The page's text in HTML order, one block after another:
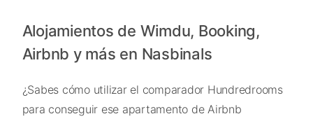
Alojamientos de Wimdu, Booking,
Airbnb y más en Nasbinals
¿Sabes cómo utilizar el comparador Hundredrooms
para conseguir ese apartamento de Airbnb